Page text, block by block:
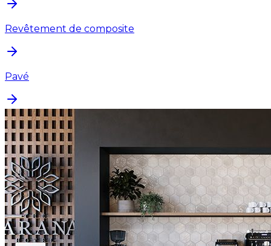
Revêtement de composite
Pavé